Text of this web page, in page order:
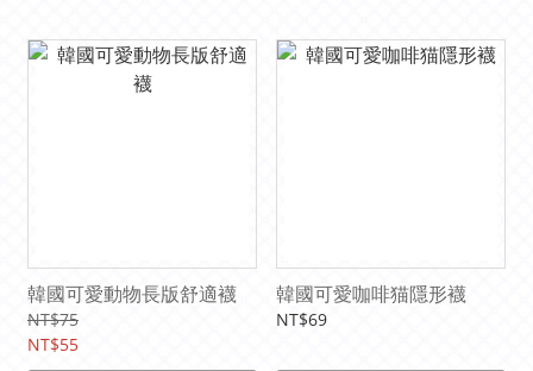
韓國可愛動物長版舒適襪
NT$75
NT$55
韓國可愛咖啡猫隱形襪
NT$69